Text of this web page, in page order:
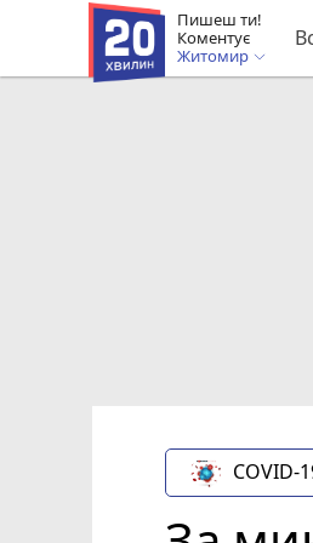
Пишеш ти!
Коментує
Житомир
COVID-